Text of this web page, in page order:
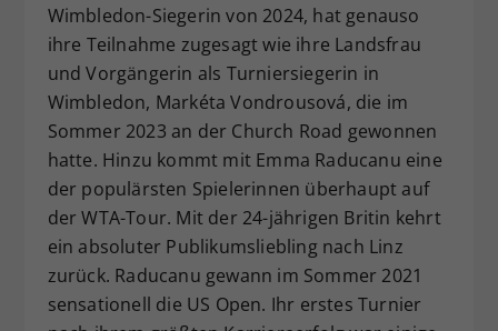
Wimbledon-Siegerin von 2024, hat genauso
ihre Teilnahme zugesagt wie ihre Landsfrau
und Vorgängerin als Turniersiegerin in
Wimbledon, Markéta Vondrousová, die im
Sommer 2023 an der Church Road gewonnen
hatte. Hinzu kommt mit Emma Raducanu eine
der populärsten Spielerinnen überhaupt auf
der WTA-Tour. Mit der 24-jährigen Britin kehrt
ein absoluter Publikumsliebling nach Linz
zurück. Raducanu gewann im Sommer 2021
sensationell die US Open. Ihr erstes Turnier